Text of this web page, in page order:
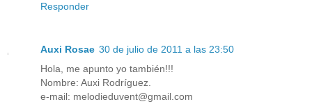
Responder
Auxi Rosae 30 de julio de 2011 a las 23:50
Hola, me apunto yo también!!!
Nombre: Auxi Rodríguez.
e-mail: melodieduvent@gmail.com